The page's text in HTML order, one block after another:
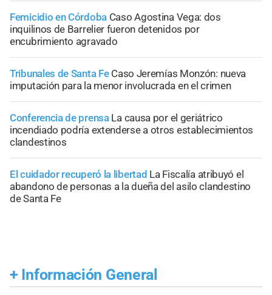
Femicidio en Córdoba Caso Agostina Vega: dos
inquilinos de Barrelier fueron detenidos por
encubrimiento agravado
Tribunales de Santa Fe Caso Jeremías Monzón: nueva
imputación para la menor involucrada en el crimen
Conferencia de prensa La causa por el geriátrico
incendiado podría extenderse a otros establecimientos
clandestinos
El cuidador recuperó la libertad La Fiscalía atribuyó el
abandono de personas a la dueña del asilo clandestino
de Santa Fe
+ Información General